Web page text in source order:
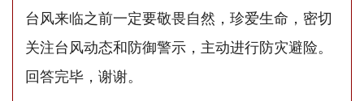
台风来临之前一定要敬畏自然，珍爱生命，密切
关注台风动态和防御警示，主动进行防灾避险。
回答完毕，谢谢。